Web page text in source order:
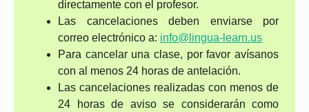
directamente con el profesor.
Las cancelaciones deben enviarse por
correo electrónico a: info@lingua-learn.us
Para cancelar una clase, por favor avísanos
con al menos 24 horas de antelación.
Las cancelaciones realizadas con menos de
24 horas de aviso se considerarán como